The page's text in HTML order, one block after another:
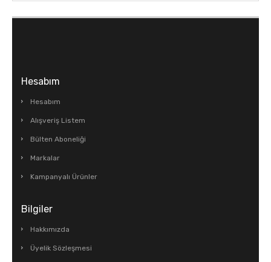
Hesabım
Hesabım
Alışveriş Listem
Bülten Aboneliği
Markalar
Kampanyalı Ürünler
Bilgiler
Hakkımızda
Üyelik Sözleşmesi